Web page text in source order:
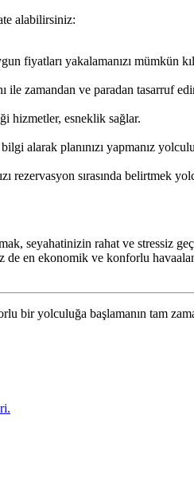
alabilirsiniz:
fiyatları yakalamanızı mümkün
ile zamandan ve paradan tasarruf
hizmetler, esneklik sağlar.
alarak planınızı yapmanız
rezervasyon sırasında belirtmek
seyahatinizin rahat ve stressiz
en ekonomik ve konforlu
bir yolculuğa başlamanın tam